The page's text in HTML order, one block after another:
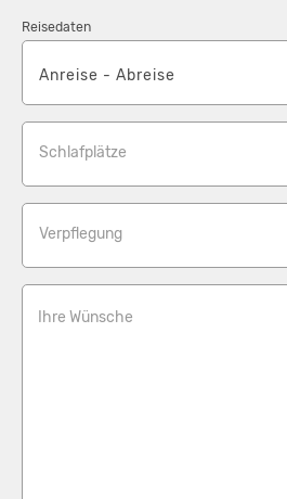
Reisedaten
Schlafplätze
Verpflegung
Ihre Wünsche